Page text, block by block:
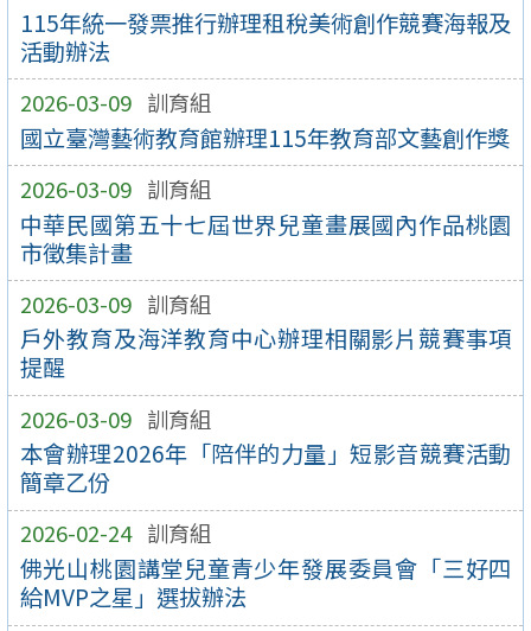
115年統一發票推行辦理租稅美術創作競賽海報及
活動辦法
2026-03-09 訓育組
國立臺灣藝術教育館辦理115年教育部文藝創作獎
2026-03-09 訓育組
中華民國第五十七屆世界兒童畫展國內作品桃園
市徵集計畫
2026-03-09 訓育組
戶外教育及海洋教育中心辦理相關影片競賽事項
提醒
2026-03-09 訓育組
本會辦理2026年「陪伴的力量」短影音競賽活動
簡章乙份
2026-02-24 訓育組
佛光山桃園講堂兒童青少年發展委員會「三好四
給MVP之星」選拔辦法